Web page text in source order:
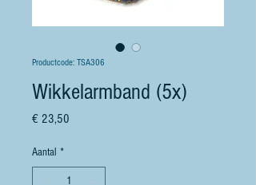
Productcode: TSA306
Wikkelarmband (5x)
€ 23,50
Aantal *